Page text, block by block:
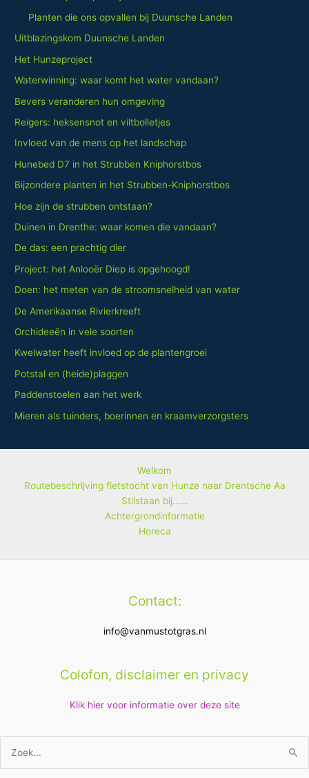
Planten die ons opvallen bij Duunsche Landen
Uitblazingskom Duunsche Landen
Het Hunzeproject
Waterwinning: waar komt het water vandaan?
Bevers veranderen hun omgeving
Reigers: heksensnot en viltbolletjes
Invloed van de mens op het landschap
Hunebed D7 in het Strubben Kniphorstbos
Bijzondere planten in het Strubben-Kniphorstbos
Hoe zijn de strubben ontstaan?
Duinen in Drenthe: waar komen die vandaan?
De das: een prachtig dier
Project: het Anlooër Diep is opgehoogd!
Doen: het meten van de stroomsnelheid van water
De Amerikaanse Rivierkreeft
Orchideeën in vele soorten
Kwelwater heeft invloed op de plantengroei
Potstal en (heide)plaggen
Paddenstoelen aan het werk
Mieren als tuinders, boerinnen en kraamverzorgsters
Welkom
Routebeschrijving fietstocht van Hunze naar Drentsche Aa
Stilstaan bij……
Achtergrondinformatie
Horeca
Contact:
info@vanmustotgras.nl
Colofon, disclaimer en privacy
Klik hier voor informatie over deze site
naar: